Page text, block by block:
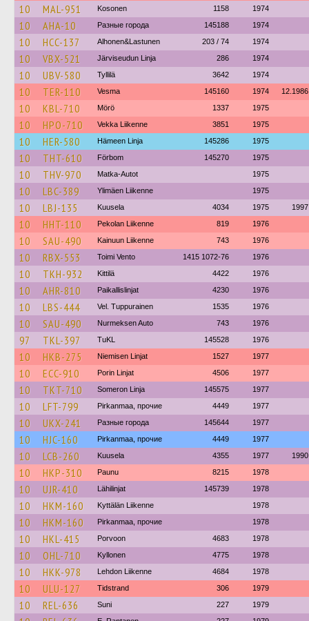
10 MAL-951 Kosonen 1158 1974
10 AHA-10 Разные города 145188 1974
10 HCC-137 Alhonen&Lastunen 203 / 74 1974
10 VBX-521 Järviseudun Linja 286 1974
10 UBV-580 Tyllilä 3642 1974
10 TER-110 Vesma 145160 1974 12.1986
10 KBL-710 Mörö 1337 1975
10 HPO-710 Vekka Liikenne 3851 1975
10 HER-580 Hämeen Linja 145286 1975
10 THT-610 Förbom 145270 1975
10 THV-970 Matka-Autot 1975
10 LBC-389 Ylimäen Liikenne 1975
10 LBJ-135 Kuusela 4034 1975 1997
10 HHT-110 Pekolan Liikenne 819 1976
10 SAU-490 Kainuun Liikenne 743 1976
10 RBX-553 Toimi Vento 1415 1072-76 1976
10 TKH-932 Kittilä 4422 1976
10 AHR-810 Paikallislinjat 4230 1976
10 LBS-444 Vel. Tuppurainen 1535 1976
10 SAU-490 Nurmeksen Auto 743 1976
97 TKL-397 TuKL 145528 1976
10 HKB-275 Niemisen Linjat 1527 1977
10 ECC-910 Porin Linjat 4506 1977
10 TKT-710 Someron Linja 145575 1977
10 LFT-799 Pirkanmaa, прочие 4449 1977
10 UKX-241 Разные города 145644 1977
10 HJC-160 Pirkanmaa, прочие 4449 1977
10 LCB-260 Kuusela 4355 1977 1990
10 HKP-310 Paunu 8215 1978
10 UJR-410 Lähilinjat 145739 1978
10 HKM-160 Kyttälän Liikenne 1978
10 HKM-160 Pirkanmaa, прочие 1978
10 HKL-415 Porvoon 4683 1978
10 OHL-710 Kyllonen 4775 1978
10 HKK-978 Lehdon Liikenne 4684 1978
10 ULU-127 Tidstrand 306 1979
10 REL-636 Suni 227 1979